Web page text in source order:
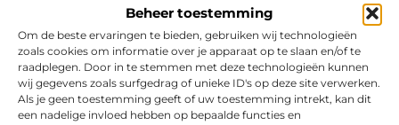
Beheer toestemming
Om de beste ervaringen te bieden, gebruiken wij technologieën
zoals cookies om informatie over je apparaat op te slaan en/of te
raadplegen. Door in te stemmen met deze technologieën kunnen
wij gegevens zoals surfgedrag of unieke ID's op deze site verwerken.
Als je geen toestemming geeft of uw toestemming intrekt, kan dit
een nadelige invloed hebben op bepaalde functies en
Over Chobmak
Jouw gids voor inspiratie en tips uit het dagelijks leven.
Ontdek een brede verzameling blogs en artikelen die je helpen
om het meeste uit elke dag te halen, met praktische adviezen
en verrassende inzichten.